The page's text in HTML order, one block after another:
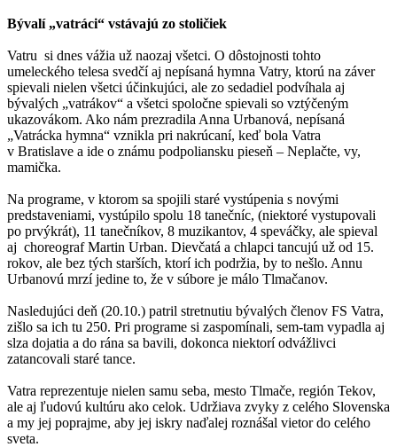
Bývalí „vatráci“ vstávajú zo stoličiek
Vatru si dnes vážia už naozaj všetci. O dôstojnosti tohto
umeleckého telesa svedčí aj nepísaná hymna Vatry, ktorú na záver
spievali nielen všetci účinkujúci, ale zo sedadiel podvíhala aj
bývalých „vatrákov“ a všetci spoločne spievali so vztýčeným
ukazovákom. Ako nám prezradila Anna Urbanová, nepísaná
„Vatrácka hymna“ vznikla pri nakrúcaní, keď bola Vatra
v Bratislave a ide o známu podpoliansku pieseň – Neplačte, vy,
mamička.
Na programe, v ktorom sa spojili staré vystúpenia s novými
predstaveniami, vystúpilo spolu 18 tanečníc, (niektoré vystupovali
po prvýkrát), 11 tanečníkov, 8 muzikantov, 4 speváčky, ale spieval
aj choreograf Martin Urban. Dievčatá a chlapci tancujú už od 15.
rokov, ale bez tých starších, ktorí ich podržia, by to nešlo. Annu
Urbanovú mrzí jedine to, že v súbore je málo Tlmačanov.
Nasledujúci deň (20.10.) patril stretnutiu bývalých členov FS Vatra,
zišlo sa ich tu 250. Pri programe si zaspomínali, sem-tam vypadla aj
slza dojatia a do rána sa bavili, dokonca niektorí odvážlivci
zatancovali staré tance.
Vatra reprezentuje nielen samu seba, mesto Tlmače, región Tekov,
ale aj ľudovú kultúru ako celok. Udržiava zvyky z celého Slovenska
a my jej poprajme, aby jej iskry naďalej roznášal vietor do celého
sveta.